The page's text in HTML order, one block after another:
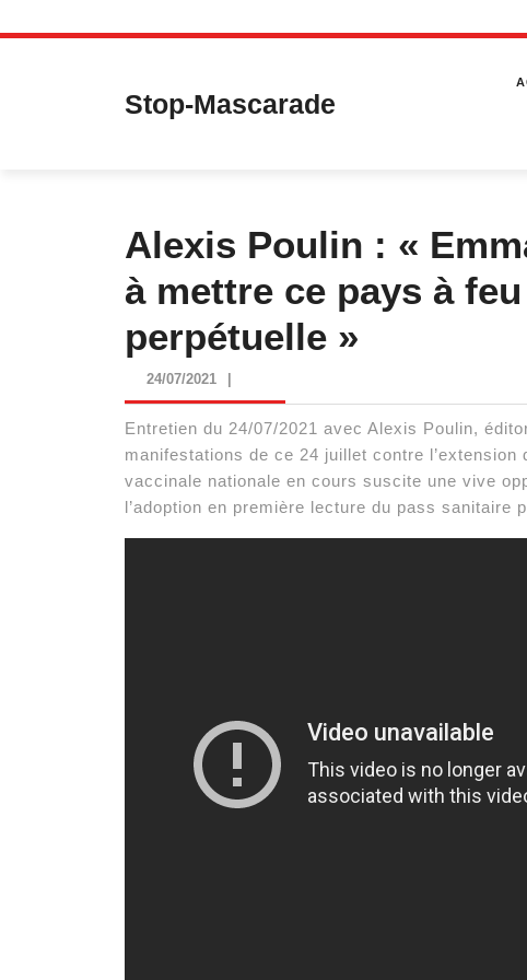
Skip
Stop-Mascarade
Alexis Poulin : «
à mettre ce pays à
perpétuelle »
24/07/202124/07/2021
Entretien du 24/07/2021 avec Alexis Poulin,
manifestations de ce 24 juillet contre
vaccinale nationale en cours suscite une vive
l’adoption en première lecture du pass sanitaire